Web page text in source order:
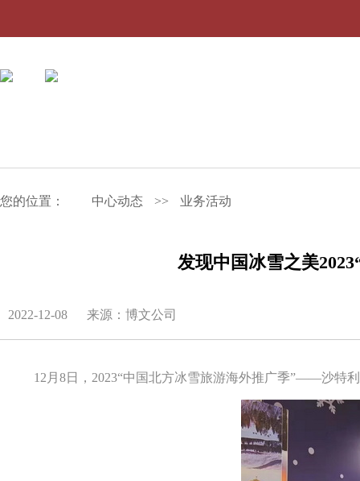
您的位置： 中心动态 >> 业务活动
发现中国冰雪之美
2022-12-08 来源：博文公司
12月8日，2023“中国北方冰雪旅游海外推广季”——沙特利